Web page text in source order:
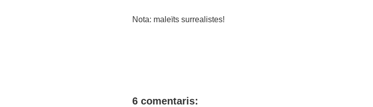
Nota: maleïts surrealistes!
6 comentaris: